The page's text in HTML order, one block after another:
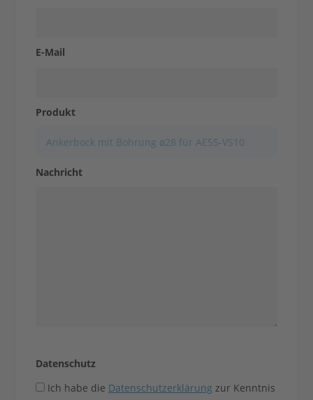
Kontakt aufnehmen
E-Mail
Produkt
Nachricht
Datenschutz
Ich habe die Datenschutzerklärung zur Kenntnis